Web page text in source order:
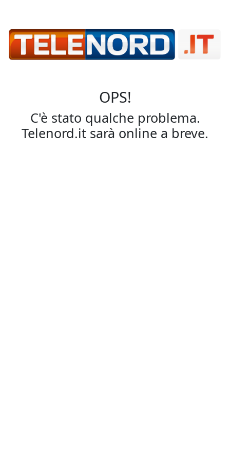
OPS!
C'è stato qualche problema.
Telenord.it sarà online a breve.